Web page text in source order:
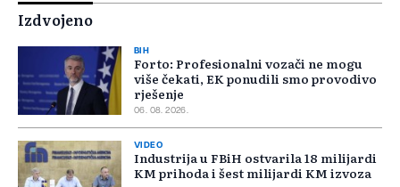
Izdvojeno
BIH
Forto: Profesionalni vozači ne mogu
više čekati, EK ponudili smo provodivo
rješenje
06. 08. 2026.
VIDEO
Industrija u FBiH ostvarila 18 milijardi
KM prihoda i šest milijardi KM izvoza